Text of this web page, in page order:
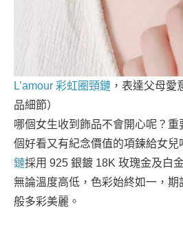
L’amour 彩虹圈頸鏈 ，表達父母愛
品細節）
哪個女生收到飾品不會開心呢？
個好看又有紀念價值的項鍊給女兒
鏈採用 925 銀鍍 18K 玫瑰金及白
無論溫度高低，色彩始終如一，期
般多彩美麗。